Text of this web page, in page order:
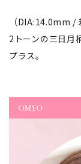
（DIA:14.0mm /
2トーンの三日月
プラス。